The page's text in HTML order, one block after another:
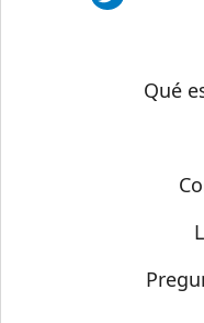
Sobre SMC
Qué